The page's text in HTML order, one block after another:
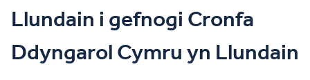
Llundain i gefnogi Cronfa
Ddyngarol Cymru yn Llundain